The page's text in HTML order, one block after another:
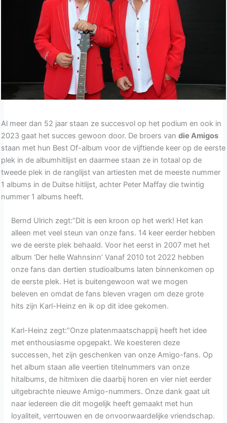
Al meer dan 52 jaar staan ze succesvol op het podium en ook in
2023 gaat het succes gewoon door. De broers vandie Amigos
staan met hun Best Of-album voor de vijftiende keer op de eerste
plek in de albumhitlijst en daarmee staan ze in totaal op de
tweede plek in de ranglijst van artiesten met de meeste nummer
1 albums in de Duitse hitlijst, achter Peter Maffay die twintig
nummer 1 albums heeft.
Bernd Ulrich zegt:”Dit is een kroon op het werk! Het kan
alleen met veel steun van onze fans. 14 keer eerder hebben
we de eerste plek behaald. Voor het eerst in 2007 met het
album ‘Der helle Wahnsinn’ Vanaf 2010 tot 2022 hebben
onze fans dan dertien studioalbums laten binnenkomen op
de eerste plek. Het is buitengewoon wat we mogen
beleven en omdat de fans bleven vragen om deze grote
hits zijn Karl-Heinz en ik op dit idee gekomen.
Karl-Heinz zegt:”Onze platenmaatschappij heeft het idee
met enthousiasme opgepakt. We koesteren deze
successen, het zijn geschenken van onze Amigo-fans. Op
het album staan alle veertien titelnummers van onze
hitalbums, de hitmixen die daarbij horen en vier niet eerder
uitgebrachte nieuwe Amigo-nummers. Onze dank gaat uit
naar iedereen die dit mogelijk heeft gemaakt met hun
loyaliteit, verrtouwen en de onvoorwaardelijke vriendschap.